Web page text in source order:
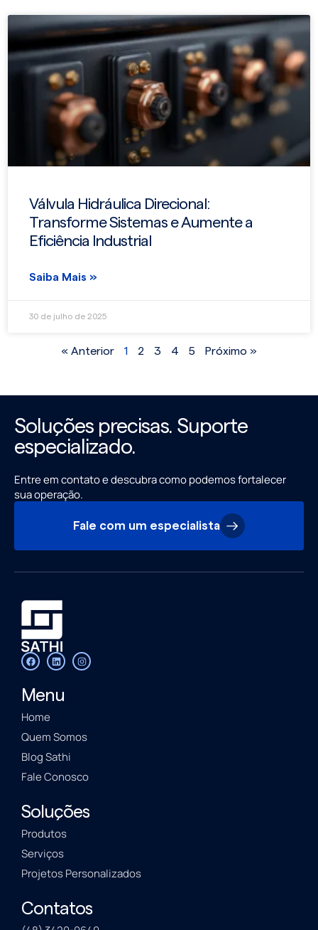
Válvula Hidráulica Direcional:
Transforme Sistemas e Aumente a
Eficiência Industrial
Saiba Mais »
30 de julho de 2025
« Anterior 1 2 3 4 5 Próximo »
Soluções precisas. Suporte
especializado.
Entre em contato e descubra como podemos fortalecer
sua operação.
Fale com um especialista
Menu
Home
Quem Somos
Blog Sathi
Fale Conosco
Soluções
Produtos
Serviços
Projetos Personalizados
Contatos